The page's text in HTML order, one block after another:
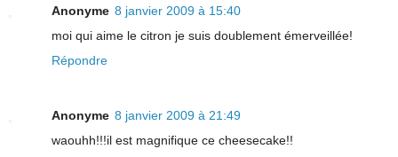
Anonyme 8 janvier 2009 à 15:40
moi qui aime le citron je suis doublement émerveillée!
Répondre
Anonyme 8 janvier 2009 à 21:49
waouhh!!!il est magnifique ce cheesecake!!